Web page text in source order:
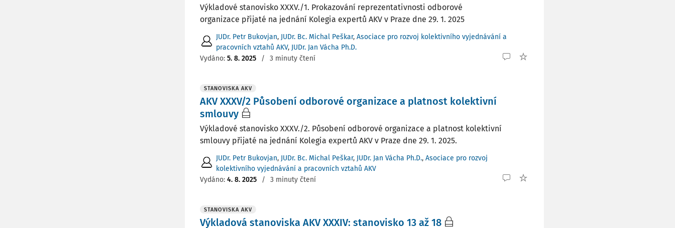
Výkladové stanovisko XXXV./1. Prokazování reprezentativnosti odborové
organizace přijaté na jednání Kolegia expertů AKV v Praze dne 29. 1. 2025
JUDr. Petr Bukovjan, JUDr. Bc. Michal Peškar, Asociace pro rozvoj kolektivního vyjednávání a
pracovních vztahů AKV, JUDr. Jan Vácha Ph.D.
Vydáno: 5. 8. 2025 / 3 minuty čtení
STANOVISKA AKV
AKV XXXV/2 Působení odborové organizace a platnost kolektivní
smlouvy
Výkladové stanovisko XXXV./2. Působení odborové organizace a platnost kolektivní
smlouvy přijaté na jednání Kolegia expertů AKV v Praze dne 29. 1. 2025.
JUDr. Petr Bukovjan, JUDr. Bc. Michal Peškar, JUDr. Jan Vácha Ph.D., Asociace pro rozvoj
kolektivního vyjednávání a pracovních vztahů AKV
Vydáno: 4. 8. 2025 / 3 minuty čtení
STANOVISKA AKV
Výkladová stanoviska AKV XXXIV: stanovisko 13 až 18